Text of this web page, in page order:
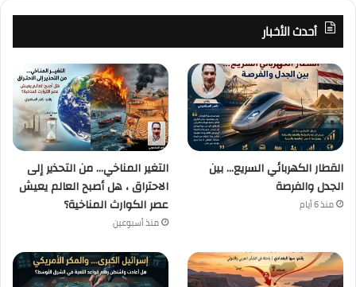
أحدث الأخبار
القطار الكهربائي السريع… بين
الجدل والفرصة
منذ 6 أيام
التغير المناخي… من التحذير إلى
الاحتراق ، هل أصبح العالم يعيش
عصر الكوارث المناخية؟
منذ أسبوعين